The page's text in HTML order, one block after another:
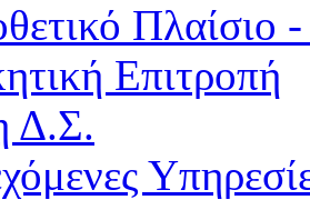
Πλαίσιο
Επιτροπή
Δ.Σ.